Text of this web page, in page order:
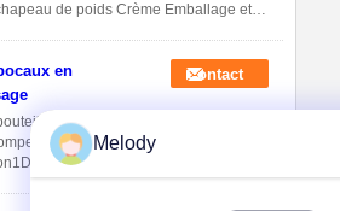
de poids Crème Emballage et
en
Contact
mlLe plafondLotion ou
et capuchonL'essence450 gLe
de l'emballage: carton à
Melody